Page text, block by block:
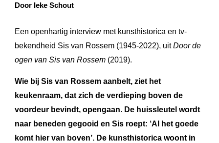
Door Ieke Schout
Een openhartig interview met kunsthistorica en tv-
bekendheid Sis van Rossem (1945-2022), uitDoor de
ogen van Sis van Rossem (2019).
Wie bij Sis van Rossem aanbelt, ziet het
keukenraam, dat zich de verdieping boven de
voordeur bevindt, opengaan. De huissleutel wordt
naar beneden gegooid en Sis roept: ‘Al het goede
komt hier van boven’. De kunsthistorica woont in